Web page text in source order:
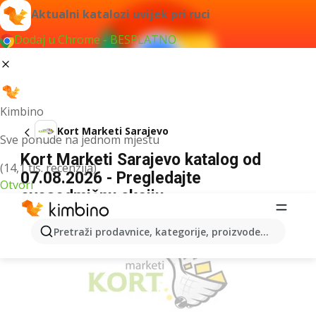
Aktualni katalozi uvijek pri ruci
Dodaj u Chrome - BESPLATNO
Kimbino
Sve ponude na jednom mjestu
(14,1 tis. recenzija)
Otvori
Pretraži prodavnice, kategorije, proizvode...
Kort Marketi Sarajevo
Kort Marketi Sarajevo katalog od
07.08.2026 - Pregledajte
ovosedmičnu akciju